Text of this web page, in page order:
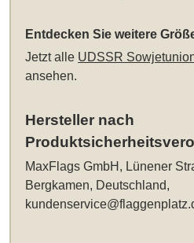
Entdecken Sie weitere
Jetzt alle UDSSR
ansehen.
Hersteller nach
MaxFlags GmbH, Lünener
Bergkamen, Deutschland,